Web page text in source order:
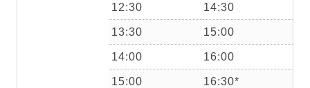
12:30 14:30
13:30 15:00
14:00 16:00
15:00 16:30*